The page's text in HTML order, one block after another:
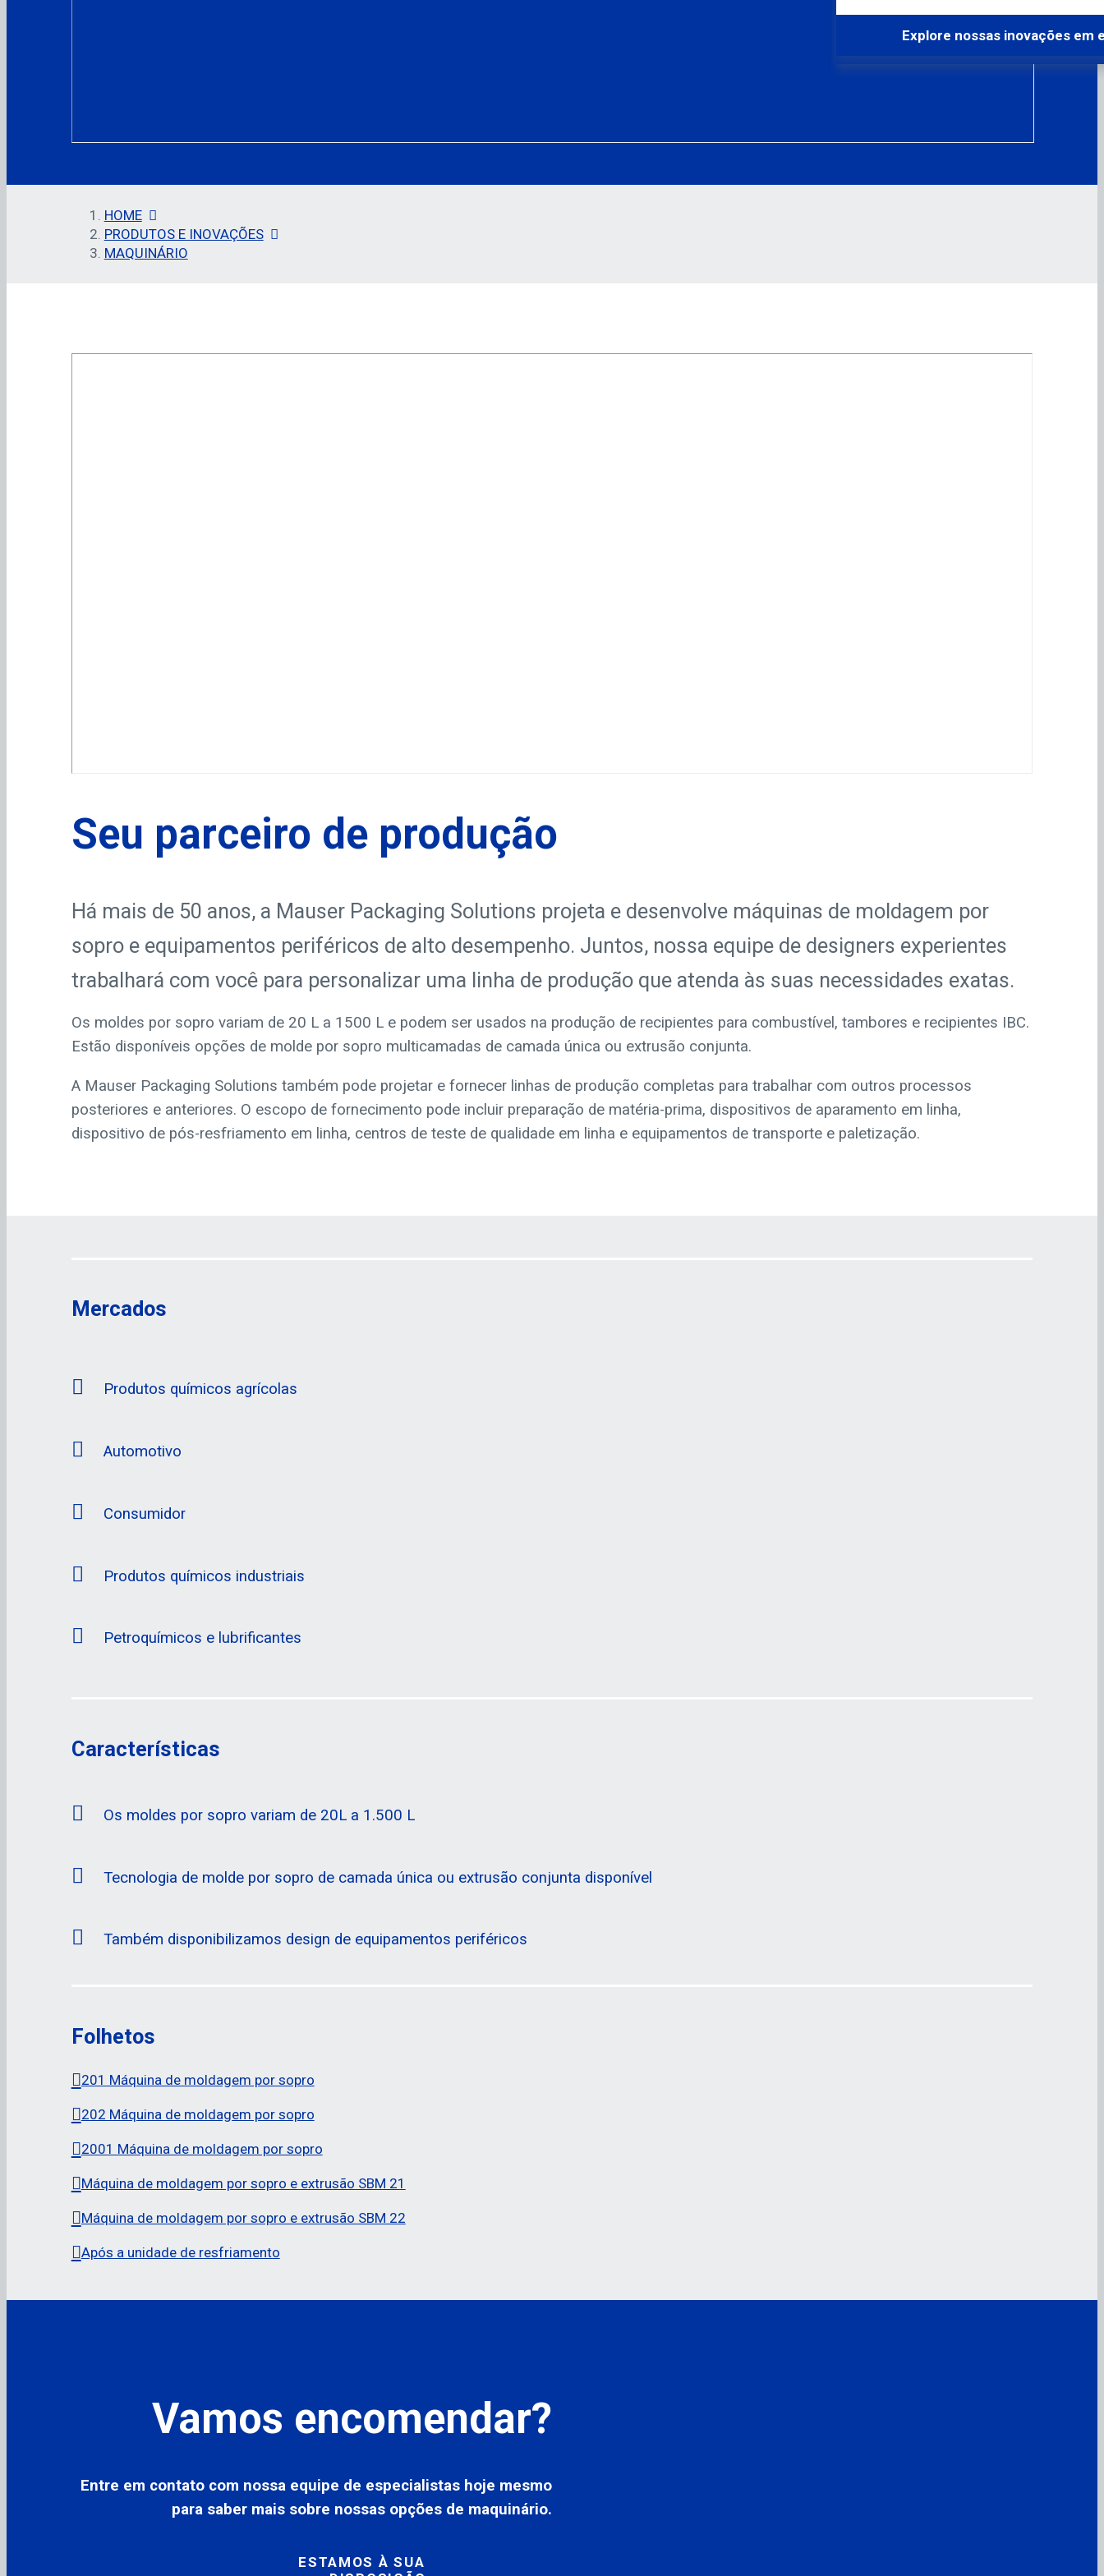
Explore nossas inovações em
Explore nossas inovações em
HOME
PRODUTOS E INOVAÇÕES
MAQUINÁRIO
Seu parceiro de produção
Há mais de 50 anos, a Mauser Packaging Solutions projeta e desenvolve máquinas de moldagem por
sopro e equipamentos periféricos de alto desempenho. Juntos, nossa equipe de designers experientes
trabalhará com você para personalizar uma linha de produção que atenda às suas necessidades exatas.
Os moldes por sopro variam de 20 L a 1500 L e podem ser usados na produção de recipientes para combustível, tambores e recipientes IBC.
Estão disponíveis opções de molde por sopro multicamadas de camada única ou extrusão conjunta.
A Mauser Packaging Solutions também pode projetar e fornecer linhas de produção completas para trabalhar com outros processos
posteriores e anteriores. O escopo de fornecimento pode incluir preparação de matéria-prima, dispositivos de aparamento em linha,
dispositivo de pós-resfriamento em linha, centros de teste de qualidade em linha e equipamentos de transporte e paletização.
Mercados
Produtos químicos agrícolas
Automotivo
Consumidor
Produtos químicos industriais
Petroquímicos e lubrificantes
Características
Os moldes por sopro variam de 20L a 1.500 L
Tecnologia de molde por sopro de camada única ou extrusão conjunta disponível
Também disponibilizamos design de equipamentos periféricos
Folhetos
201 Máquina de moldagem por sopro
202 Máquina de moldagem por sopro
2001 Máquina de moldagem por sopro
Máquina de moldagem por sopro e extrusão SBM 21
Máquina de moldagem por sopro e extrusão SBM 22
Após a unidade de resfriamento
Vamos encomendar?
Entre em contato com nossa equipe de especialistas hoje mesmo
para saber mais sobre nossas opções de maquinário.
ESTAMOS À SUA